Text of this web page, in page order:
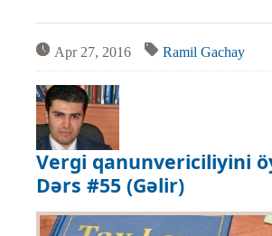
Apr 27, 2016 Ramil Gachay
Vergi qanunvericiliyini
Dərs #55 (Gəlir)